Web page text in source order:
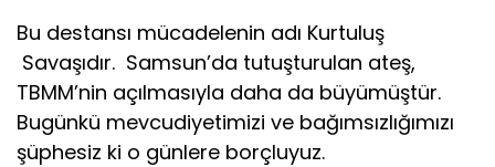
Bu destansı mücadelenin adı Kurtuluş
Savaşıdır. Samsun’da tutuşturulan ateş,
TBMM’nin açılmasıyla daha da büyümüştür.
Bugünkü mevcudiyetimizi ve bağımsızlığımızı
şüphesiz ki o günlere borçluyuz.